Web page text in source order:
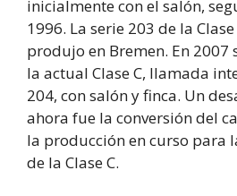
inicialmente con el salón,
1996. La serie 203 de la
produjo en Bremen. En 2007
la actual Clase C, llamada
204, con salón y finca. Un
ahora fue la conversión del
la producción en curso para
de la Clase C.